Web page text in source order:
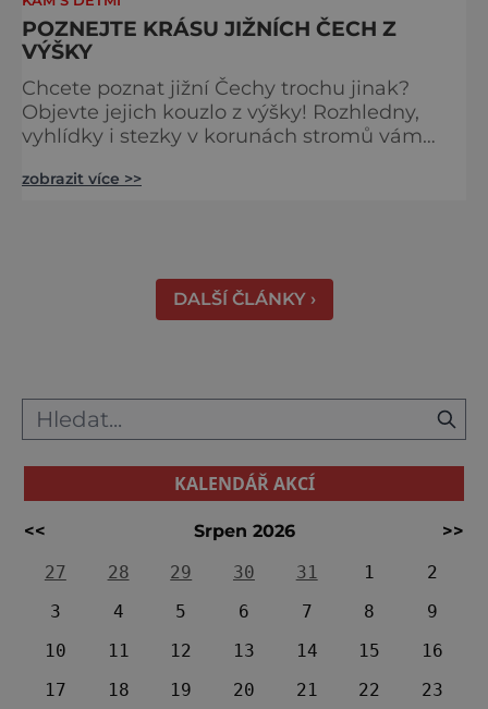
POZNEJTE KRÁSU JIŽNÍCH ČECH Z
VÝŠKY
Chcete poznat jižní Čechy trochu jinak?
Objevte jejich kouzlo z výšky! Rozhledny,
vyhlídky i stezky v korunách stromů vám
města i Alpy v dálce. Ptačí pozorovatelna
zobrazit více >>
DALŠÍ ČLÁNKY ›
KALENDÁŘ AKCÍ
<< Srpen 2026
>>
27
28 29 30 31 1
2
3
4 5 6 7 8
9
10
11 12 13 14 15
16
17
18 19 20 21 22
23